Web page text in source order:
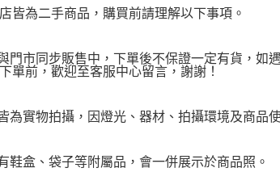
皆為二手商品，購買前請理解以下事項。
門市同步販售中，下單後不保證一定有貨，如
單前，歡迎至客服中心留言，謝謝！
為實物拍攝，因燈光、器材、拍攝環境及商品
鞋盒、袋子等附屬品，會一併展示於商品照。